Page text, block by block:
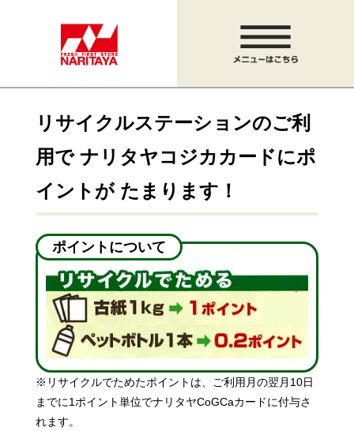
リサイクルステーションのご利
用で ナリタヤコジカカードにポ
イントが たまります！
ポイントについて
※リサイクルでためたポイントは、ご利用月の翌月10日
までに1ポイント単位でナリタヤCoGCaカードに付与さ
れます。